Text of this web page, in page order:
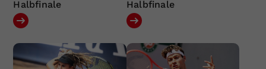
Halbfinale
Halbfinale